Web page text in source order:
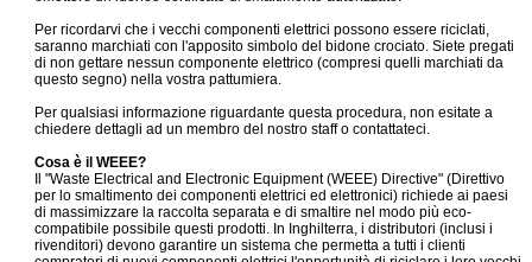
Per ricordarvi che i vecchi componenti elettrici possono essere riciclati,
saranno marchiati con l'apposito simbolo del bidone crociato. Siete pregati
di non gettare nessun componente elettrico (compresi quelli marchiati da
questo segno) nella vostra pattumiera.
Per qualsiasi informazione riguardante questa procedura, non esitate a
chiedere dettagli ad un membro del nostro staff o contattateci.
Cosa è il WEEE?
Il "Waste Electrical and Electronic Equipment (WEEE) Directive" (Direttivo
per lo smaltimento dei componenti elettrici ed elettronici) richiede ai paesi
di massimizzare la raccolta separata e di smaltire nel modo più eco-
compatibile possibile questi prodotti. In Inghilterra, i distributori (inclusi i
rivenditori) devono garantire un sistema che permetta a tutti i clienti